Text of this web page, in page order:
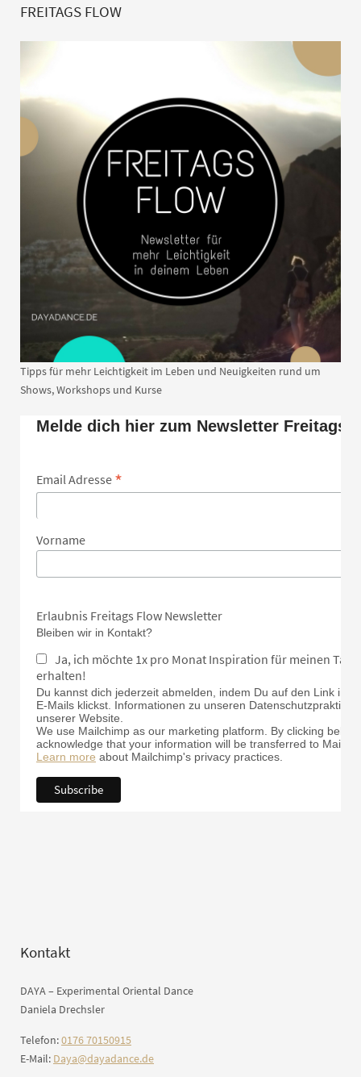
FREITAGS FLOW
Tipps für mehr Leichtigkeit im Leben und Neuigkeiten rund um
Shows, Workshops und Kurse
Melde dich hier zum Newsletter Freitags
Email Adresse *
Vorname
Erlaubnis Freitags Flow Newsletter
Bleiben wir in Kontakt?
Ja, ich möchte 1x pro Monat Inspiration für meinen
erhalten!
Du kannst dich jederzeit abmelden, indem Du auf den Link in
E-Mails klickst. Informationen zu unseren
unserer Website.
We use Mailchimp as our marketing platform. By clicking
acknowledge that your information will be transferred to
Learn more about Mailchimp's privacy practices.
Kontakt
DAYA – Experimental Oriental Dance
Daniela Drechsler
Telefon:0176 70150915
E-Mail: Daya@dayadance.de